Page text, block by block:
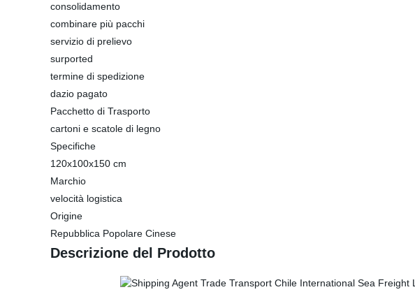
consolidamento
combinare più pacchi
servizio di prelievo
surported
termine di spedizione
dazio pagato
Pacchetto di Trasporto
cartoni e scatole di legno
Specifiche
120x100x150 cm
Marchio
velocità logistica
Origine
Repubblica Popolare Cinese
Descrizione del Prodotto